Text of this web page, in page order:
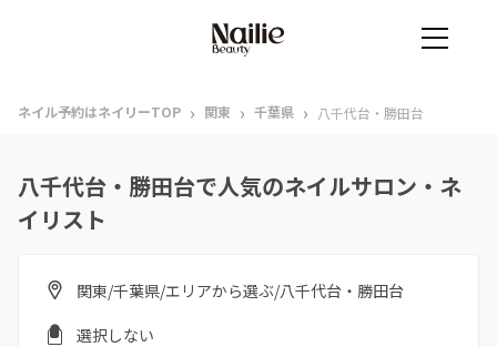
ネイル予約はネイリーTOP › 関東 › 千葉県 › 八千代台・勝田台
八千代台・勝田台で人気のネイルサロン・ネ
イリスト
関東/千葉県/エリアから選ぶ/八千代台・勝田台
選択しない